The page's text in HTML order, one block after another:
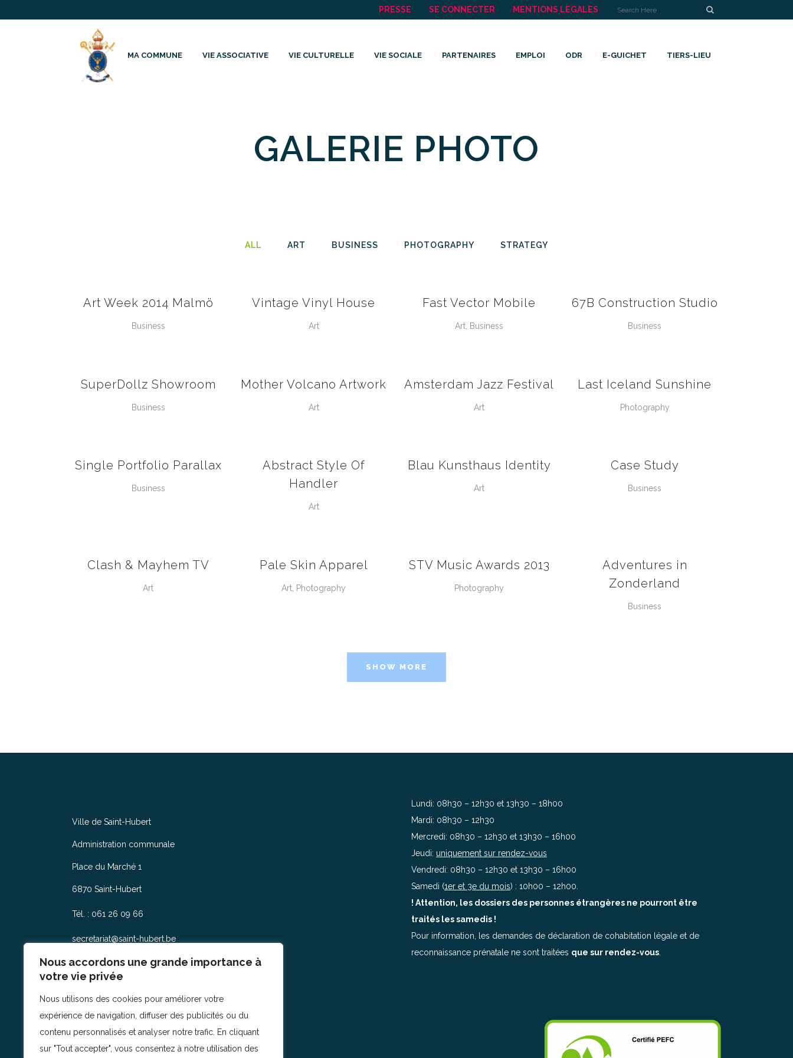
Nous accordons une grande importance à
votre vie privée
Nous utilisons des cookies pour améliorer votre
expérience de navigation, diffuser des publicités ou du
contenu personnalisés et analyser notre trafic. En cliquant
sur "Tout accepter", vous consentez à notre utilisation des
PRESSE SE CONNECTER MENTIONS LEGALES
MA COMMUNE VIE ASSOCIATIVE VIE CULTURELLE VIE SOCIALE PARTENAIRES EMPLOI ODR E-GUICHET TIERS-LIEU
GALERIE PHOTO
ALL ART BUSINESS PHOTOGRAPHY STRATEGY
Art Week 2014 Malmö
Business
VIEW
Vintage Vinyl House
Art
VIEW
Fast Vector Mobile
Art, Business
VIEW
67B Construction Studio
Business
SuperDollz Showroom
Business
Mother Volcano Artwork
Art
Amsterdam Jazz Festival
Art
Last Iceland Sunshine
Photography
VIEW
Single Portfolio Parallax
Business
VIEW
Abstract Style Of
Handler
Art
VIEW
Blau Kunsthaus Identity
Art
VIEW
Case Study
Business
Clash & Mayhem TV
Art
Pale Skin Apparel
Art, Photography
STV Music Awards 2013
Photography
Adventures in
Zonderland
Business
SHOW MORE
Ville de Saint-Hubert
Administration communale
Place du Marché 1
6870 Saint-Hubert
Tél. : 061 26 09 66
secretariat@saint-hubert.be
Lundi: 08h30 – 12h30 et 13h30 – 18h00
Mardi: 08h30 – 12h30
Mercredi: 08h30 – 12h30 et 13h30 – 16h00
Jeudi: uniquement sur rendez-vous
Vendredi: 08h30 – 12h30 et 13h30 – 16h00
Samedi (1er et 3e du mois) : 10h00 – 12h00.
! Attention, les dossiers des personnes étrangères ne pourront être
traités les samedis !
Pour information, les demandes de déclaration de cohabitation légale et de
reconnaissance prénatale ne sont traitées que sur rendez-vous
© Copyright 2017IHECSLAB 9